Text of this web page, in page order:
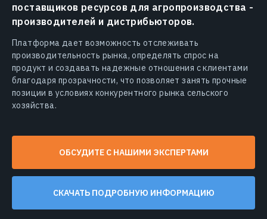
поставщиков ресурсов для агропроизводства -
производителей и дистрибьюторов.
Платформа дает возможность отслеживать
производительность рынка, определять спрос на
продукт и создавать надежные отношения с клиентами
благодаря прозрачности, что позволяет занять прочные
позиции в условиях конкурентного рынка сельского
хозяйства.
ОБСУДИТЕ С НАШИМИ ЭКСПЕРТАМИ
СКАЧАТЬ ПОДРОБНУЮ ИНФОРМАЦИЮ